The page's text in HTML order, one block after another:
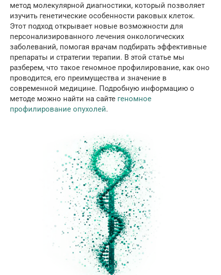
метод молекулярной диагностики, который позволяет
изучить генетические особенности раковых клеток.
Этот подход открывает новые возможности для
персонализированного лечения онкологических
заболеваний, помогая врачам подбирать эффективные
препараты и стратегии терапии. В этой статье мы
разберем, что такое геномное профилирование, как оно
проводится, его преимущества и значение в
современной медицине. Подробную информацию о
методе можно найти на сайте геномное
профилирование опухолей.